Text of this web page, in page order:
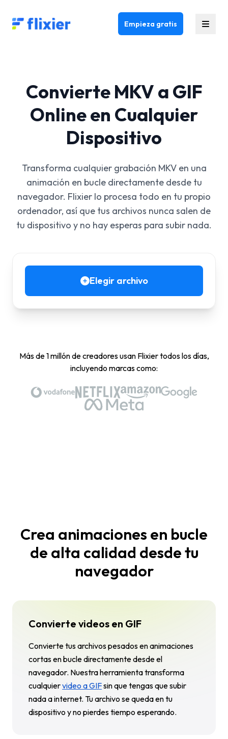
Flixier logo - Home Empieza gratis
Convierte MKV a GIF
Online en Cualquier
Dispositivo
Transforma cualquier grabación MKV en una
animación en bucle directamente desde tu
navegador. Flixier lo procesa todo en tu propio
ordenador, así que tus archivos nunca salen de
tu dispositivo y no hay esperas para subir nada.
Elegir archivo
Más de 1 millón de creadores usan Flixier todos los días,
incluyendo marcas como:
Crea animaciones en bucle
de alta calidad desde tu
navegador
Convierte videos en GIF
Convierte tus archivos pesados en animaciones
cortas en bucle directamente desde el
navegador. Nuestra herramienta transforma
cualquiervideo a GIFsin que tengas que subir
nada a internet. Tu archivo se queda en tu
dispositivo y no pierdes tiempo esperando.